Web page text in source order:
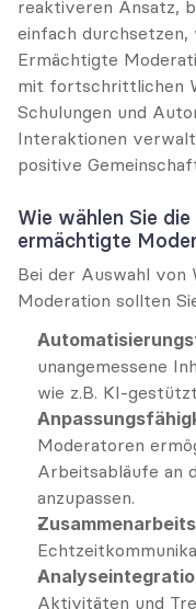
reaktiveren Ansatz,
einfach durchsetzen,
Ermächtigte
mit fortschrittlichen
Schulungen und
Interaktionen
positive
Wie wählen Sie
ermächtigte
Bei der Auswahl
Moderation sollten
unangemessene
wie z.B. KI-
Moderatoren
Arbeitsabläufe an
anzupassen.
Aktivitäten und